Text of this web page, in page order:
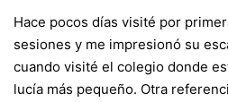
Hace pocos días visité por
sesiones y me impresionó su
cuando visité el colegio donde
lucía más pequeño. Otra